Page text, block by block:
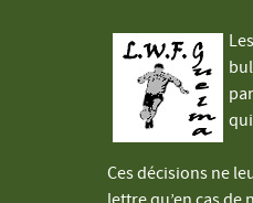
Ces décisions ne